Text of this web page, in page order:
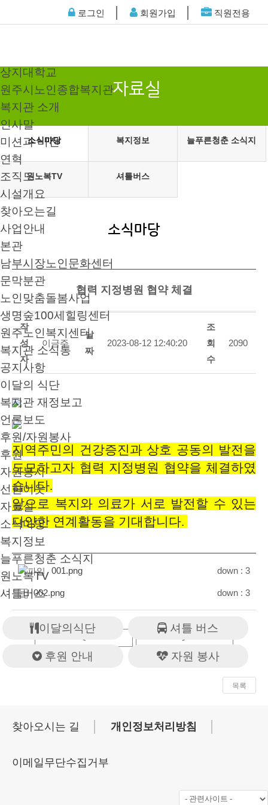
로그인 회원가입 직원전용
상지대학교
원주시노인종합복지관
복지관 소개
인사말
미션과 비전
연혁
조직도
시설개요
찾아오는길
사업안내
본관
남부시장노인문화센터
문막분관
노인맞춤돌봄사업
생명숲100세힐링센터
원주노인복지센터
복지관 소식통
공지사항
이달의 식단
복지관 재정보고
언론보도
후원/자원봉사
후원
자원봉사
선한이웃
자료실
소식마당
복지정보
늘푸른청춘 소식지
원노복TV
셔틀버스
이달의식단 셔틀 버스
후원 안내 자원 봉사
자료실
소식마당 복지정보 늘푸른청춘 소식지
원노복TV 셔틀버스
소식마당
협력 지정병원 협약 체결
작
성
자
이금주
날
짜
2023-08-12 12:40:20
조
회
수
2090
지역주민의 건강증진과 상호 공동의 발전을
도모하고자 협력 지정병원 협약을 체결하였
습니다.
앞으로 복지와 의료가 서로 발전할 수 있는
다양한 연계활동을 기대합니다.
001.png down : 3
002.png down : 3
< >
목록
찾아오시는 길 개인정보처리방침
이메일무단수집거부